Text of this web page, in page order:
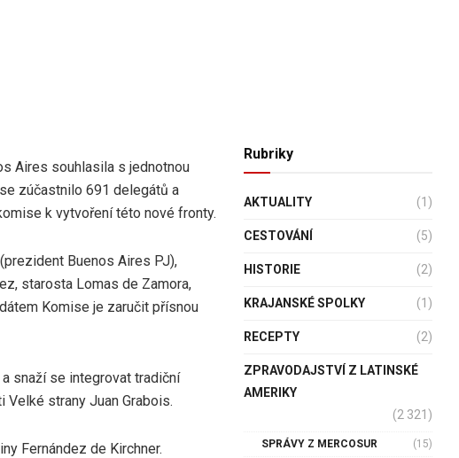
Aires souhlasila s jednotnou
zúčastnilo 691 delegátů a
k vytvoření této nové fronty.
Buenos Aires PJ),
starosta Lomas de Zamora,
Komise je zaručit přísnou
snaží se integrovat tradiční
Velké strany Juan Grabois.
Fernández de Kirchner.
Rubriky
AKTUALITY (1)
CESTOVÁNÍ (5)
HISTORIE (2)
KRAJANSKÉ SPOLKY (1)
RECEPTY (2)
ZPRAVODAJSTVÍ Z LATINSKÉ
AMERIKY
(2 321)
SPRÁVY Z MERCOSUR
(15)